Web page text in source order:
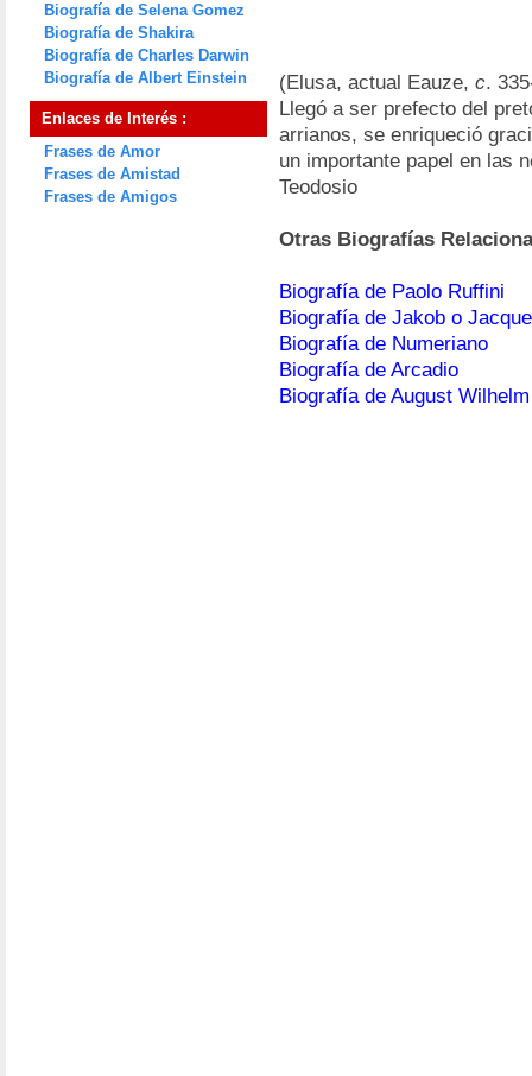
Biografía de Selena Gomez
Biografía de Shakira
Biografía de Charles Darwin
Biografía de Albert Einstein
Enlaces de Interés :
Frases de Amor
Frases de Amistad
Frases de Amigos
(Elusa, actual Eauze, c.
Llegó a ser prefecto del
arrianos, se enriqueció
un importante papel en las
Teodosio
Otras Biografías
Biografía de Paolo Ruffini
Biografía de Jakob o
Biografía de Numeriano
Biografía de Arcadio
Biografía de August